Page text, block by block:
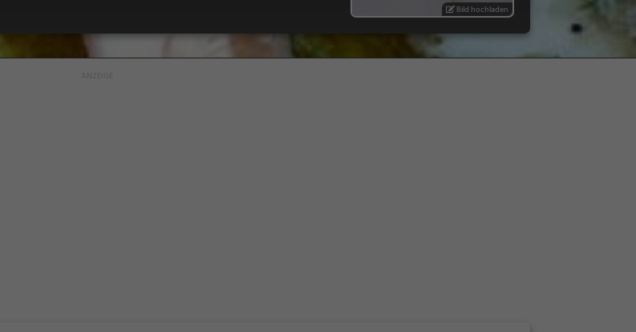
Bild hochladen